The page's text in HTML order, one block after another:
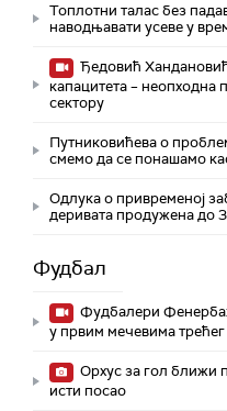
Топлотни талас без
наводњавати усеве у
Ђедовић
капацитета – неопходна
сектору
Путниковићева о
смемо да се понашамо
Одлука о привременој
деривата продужена до
Фудбал
Фудбалери
у првим мечевима
Орхус за гол ближи
исти посао